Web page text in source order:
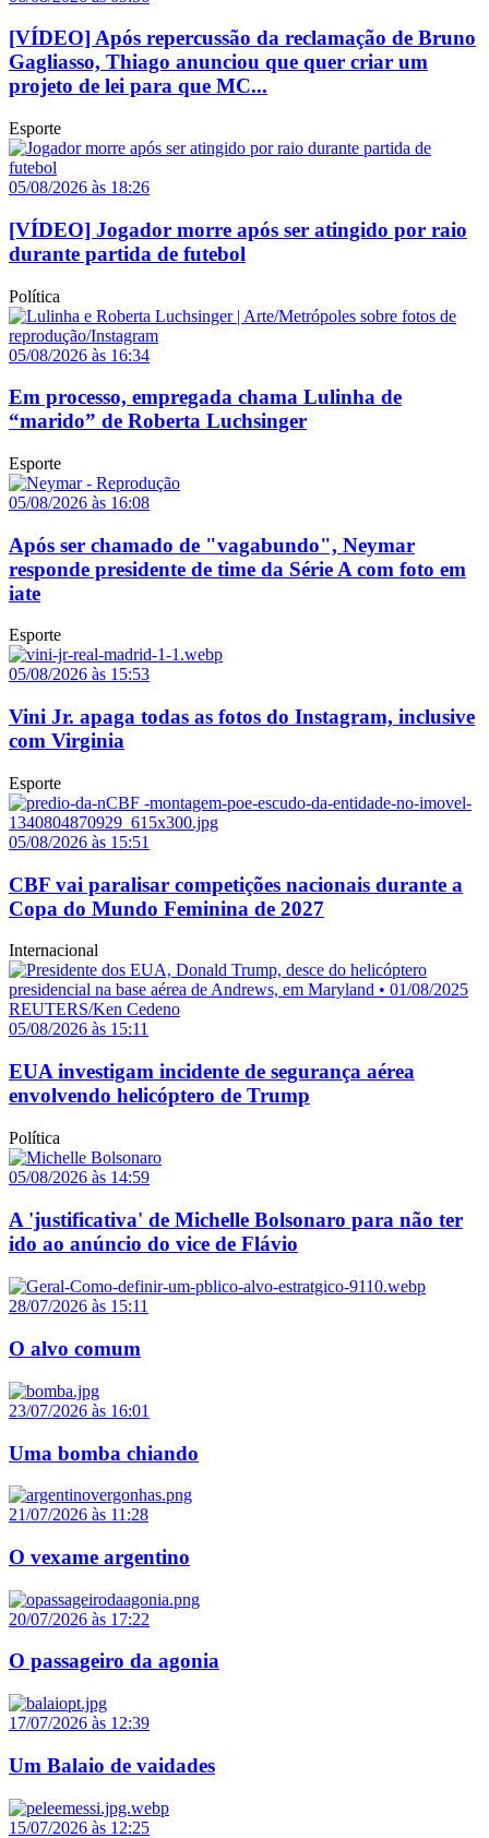
[VÍDEO] Após repercussão da reclamação de Bruno
Gagliasso, Thiago anunciou que quer criar um
projeto de lei para que MC...
Esporte
05/08/2026 às 18:26
[VÍDEO] Jogador morre após ser atingido por raio
durante partida de futebol
Política
05/08/2026 às 16:34
Em processo, empregada chama Lulinha de
“marido” de Roberta Luchsinger
Esporte
05/08/2026 às 16:08
Após ser chamado de "vagabundo", Neymar
responde presidente de time da Série A com foto em
iate
Esporte
05/08/2026 às 15:53
Vini Jr. apaga todas as fotos do Instagram, inclusive
com Virginia
Esporte
05/08/2026 às 15:51
CBF vai paralisar competições nacionais durante a
Copa do Mundo Feminina de 2027
Internacional
05/08/2026 às 15:11
EUA investigam incidente de segurança aérea
envolvendo helicóptero de Trump
Política
05/08/2026 às 14:59
A 'justificativa' de Michelle Bolsonaro para não ter
ido ao anúncio do vice de Flávio
28/07/2026 às 15:11
O alvo comum
23/07/2026 às 16:01
Uma bomba chiando
21/07/2026 às 11:28
O vexame argentino
20/07/2026 às 17:22
O passageiro da agonia
17/07/2026 às 12:39
Um Balaio de vaidades
15/07/2026 às 12:25